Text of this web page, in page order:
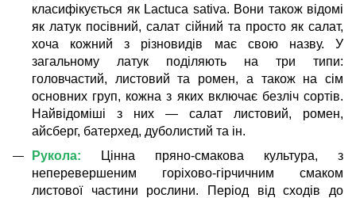
класифікується як Lactuca sativa. Вони також відомі
як латук посівний, салат сійний та просто як салат,
хоча кожний з різновидів має свою назву. У
загальному латук поділяють на три типи:
головчастий, листовий та ромен, а також на сім
основних груп, кожна з яких включає безліч сортів.
Найвідоміші з них — салат листовий, ромен,
айсберг, батерхед, дуболистий та ін.
Рукола:
Цінна пряно-смакова культура, з
неперевершеним горіхово-гірчичним смаком
листової частини рослини. Період від сходів до